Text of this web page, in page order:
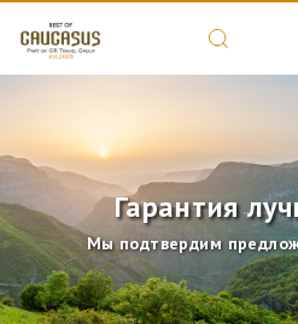
Гарантия
Мы подтвердим